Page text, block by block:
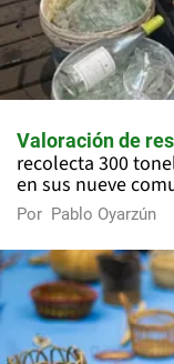
Valoración de
recolecta 300
en sus nueve
Por Pablo Oyarzún